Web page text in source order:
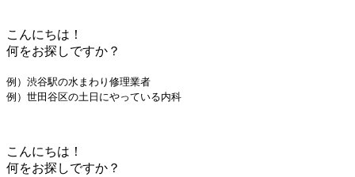
こんにちは！
何をお探しですか？
例）渋谷駅の水まわり修理業者
例）世田谷区の土日にやっている内科
こんにちは！
何をお探しですか？